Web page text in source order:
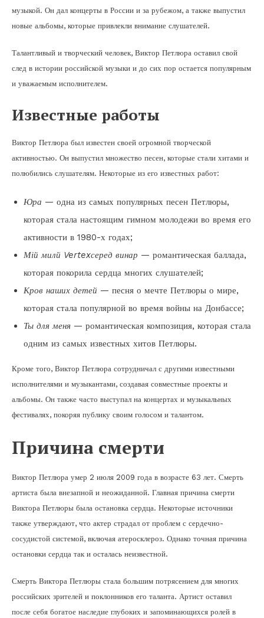
музыкой. Он дал концерты в России и за рубежом, а также выпустил
новые альбомы, которые привлекли внимание слушателей.
Талантливый и творческий человек, Виктор Петлюра оставил свой
след в истории российской музыки и до сих пор остается популярным
и уважаемым исполнителем.
Известные работы
Виктор Петлюра был известен своей огромной творческой
активностью. Он выпустил множество песен, которые стали хитами и
полюбились слушателям. Некоторые из его известных работ:
Юра — одна из самых популярных песен Петлюры,
которая стала настоящим гимном молодежи во время его
активности в 1980-х годах;
Мій милй Vertexсеред винар — романтическая баллада,
которая покорила сердца многих слушателей;
Кров наших детей — песня о мечте Петлюры о мире,
которая стала популярной во время войны на Донбассе;
Ты для меня — романтическая композиция, которая стала
одним из самых известных хитов Петлюры.
Кроме того, Виктор Петлюра сотрудничал с другими известными
исполнителями и музыкантами, создавая совместные проекты и
альбомы. Он также часто выступал на концертах и музыкальных
фестивалях, покоряя публику своим голосом и талантом.
Причина смерти
Виктор Петлюра умер 2 июля 2009 года в возрасте 63 лет. Смерть
артиста была внезапной и неожиданной. Главная причина смерти
Виктора Петлюры была остановка сердца. Некоторые источники
также утверждают, что актер страдал от проблем с сердечно-
сосудистой системой, включая атеросклероз. Однако точная причина
остановки сердца так и осталась неизвестной.
Смерть Виктора Петлюры стала большим потрясением для многих
российских зрителей и поклонников его таланта. Артист оставил
после себя богатое наследие глубоких и запоминающихся ролей в